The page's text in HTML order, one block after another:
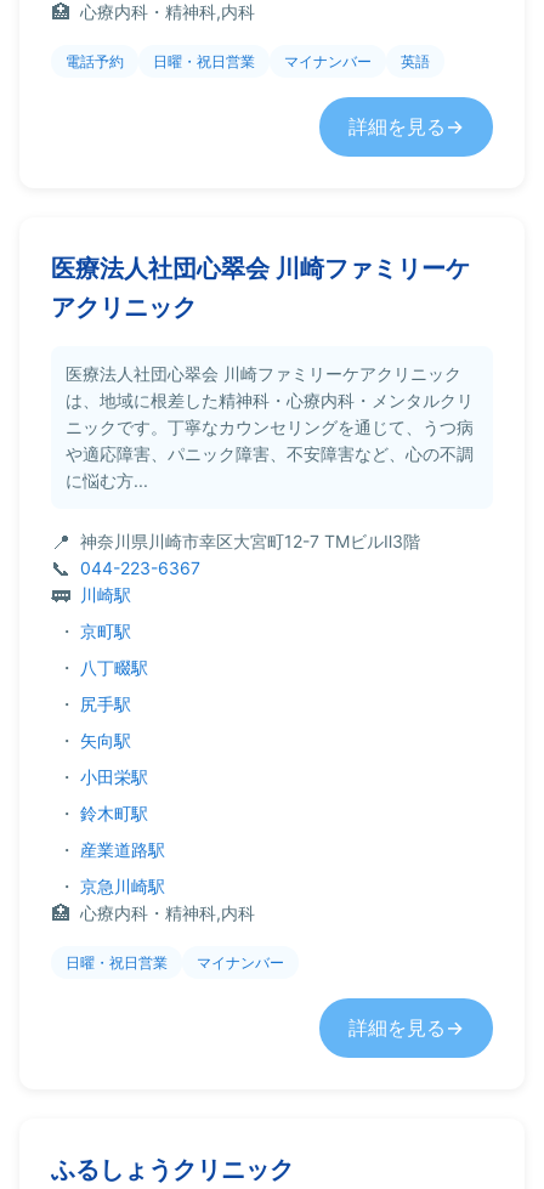
心療内科・精神科,内科
電話予約 日曜・祝日営業 マイナンバー 英語
詳細を見る
医療法人社団心翠会 川崎ファミリーケ
アクリニック
医療法人社団心翠会 川崎ファミリーケアクリニック
は、地域に根差した精神科・心療内科・メンタルクリ
ニックです。丁寧なカウンセリングを通じて、うつ病
や適応障害、パニック障害、不安障害など、心の不調
に悩む方...
神奈川県川崎市幸区大宮町12-7 TMビルⅡ3階
044-223-6367
川崎駅
・ 京町駅
・
八丁畷駅
・ 尻手駅
・ 矢向駅
・ 小田栄駅
・ 鈴木町駅
・ 産業道路駅
・ 京急川崎駅
心療内科・精神科,内科
日曜・祝日営業 マイナンバー
詳細を見る
ふるしょうクリニック